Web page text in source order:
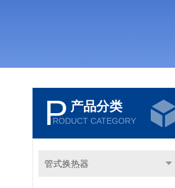
P 产品分类
RODUCT CATEGORY
管式换热器